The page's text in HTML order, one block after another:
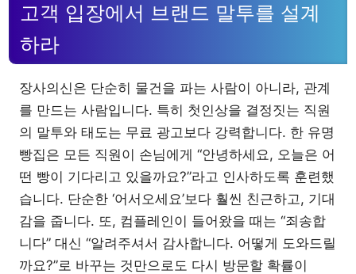
고객 입장에서 브랜드 말투를 설계
하라
장사의신은 단순히 물건을 파는 사람이 아니라, 관계
를 만드는 사람입니다. 특히 첫인상을 결정짓는 직원
의 말투와 태도는 무료 광고보다 강력합니다. 한 유명
빵집은 모든 직원이 손님에게 “안녕하세요, 오늘은 어
떤 빵이 기다리고 있을까요?”라고 인사하도록 훈련했
습니다. 단순한 ‘어서오세요’보다 훨씬 친근하고, 기대
감을 줍니다. 또, 컴플레인이 들어왔을 때는 “죄송합
니다” 대신 “알려주셔서 감사합니다. 어떻게 도와드릴
까요?”로 바꾸는 것만으로도 다시 방문할 확률이